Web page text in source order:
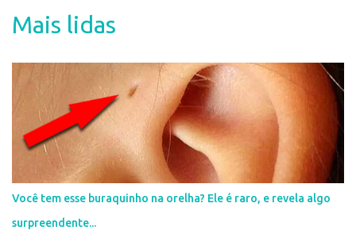
á
Mais lidas
Você tem esse buraquinho na orelha? Ele é raro, e revela algo
surpreendente...